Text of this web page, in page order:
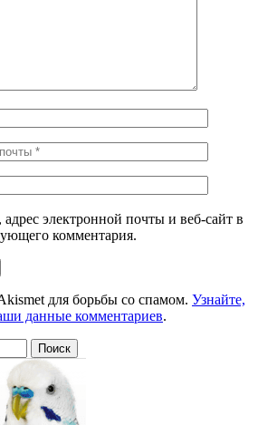
электронной почты и веб-сайт в
комментария.
для борьбы со спамом. Узнайте,
данные комментариев.